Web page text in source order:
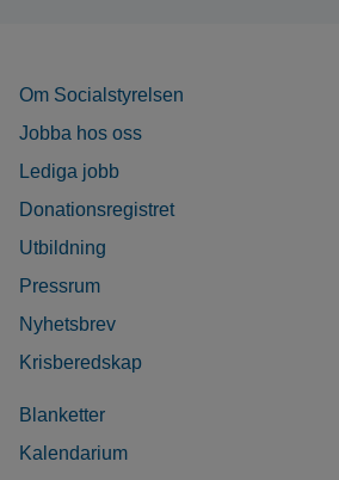
Om Socialstyrelsen
Jobba hos oss
Lediga jobb
Donationsregistret
Utbildning
Pressrum
Nyhetsbrev
Krisberedskap
Blanketter
Kalendarium